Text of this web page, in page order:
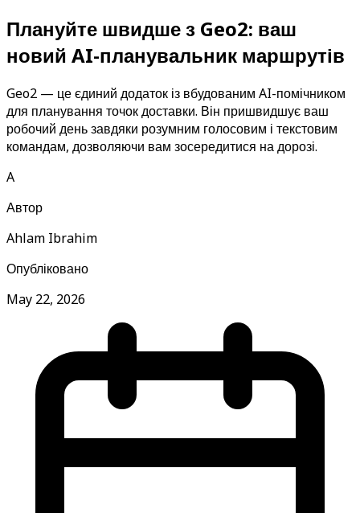
Плануйте швидше з Geo2: ваш
новий AI-планувальник маршрутів
Geo2 — це єдиний додаток із вбудованим AI-помічником
для планування точок доставки. Він пришвидшує ваш
робочий день завдяки розумним голосовим і текстовим
командам, дозволяючи вам зосередитися на дорозі.
A
Автор
Ahlam Ibrahim
Опубліковано
May 22, 2026